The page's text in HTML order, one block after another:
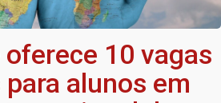
10 vagas
alunos em